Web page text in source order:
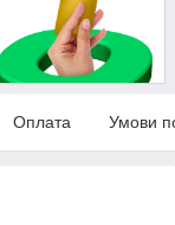
Оплата Умови